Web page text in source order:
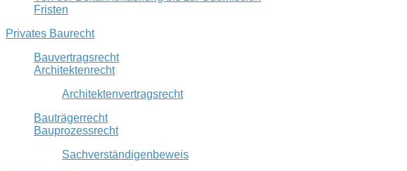
Fristen
Privates Baurecht
Bauvertragsrecht
Architektenrecht
Architektenvertragsrecht
Bauträgerrecht
Bauprozessrecht
Sachverständigenbeweis